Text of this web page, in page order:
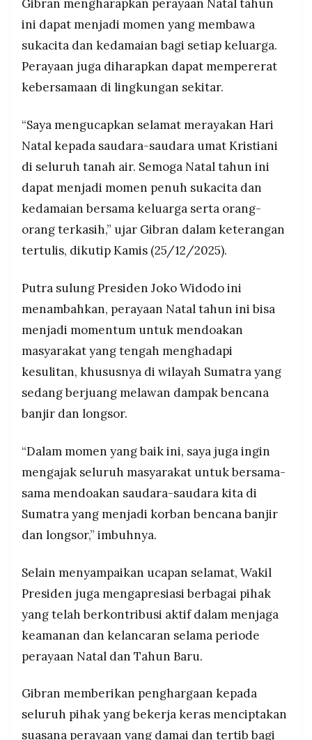
MEDIA
©
Resolusi.co
-
PT.
RESOLUSI
MEDIA
Apresiasi pihak yang jaga keamanan perayaan
Natal-Tahun Baru, harap damai sejahtera
menyertai bangsa Indonesia, disampaikan di
tengah upaya pemerintah tangani bencana
Sumatra yang telan ratusan korban jiwa.
Gibran mengharapkan perayaan Natal tahun
ini dapat menjadi momen yang membawa
sukacita dan kedamaian bagi setiap keluarga.
Perayaan juga diharapkan dapat mempererat
kebersamaan di lingkungan sekitar.
“Saya mengucapkan selamat merayakan Hari
Natal kepada saudara-saudara umat Kristiani
di seluruh tanah air. Semoga Natal tahun ini
dapat menjadi momen penuh sukacita dan
kedamaian bersama keluarga serta orang-
orang terkasih,” ujar Gibran dalam keterangan
tertulis, dikutip Kamis (25/12/2025).
Putra sulung Presiden Joko Widodo ini
menambahkan, perayaan Natal tahun ini bisa
menjadi momentum untuk mendoakan
masyarakat yang tengah menghadapi
kesulitan, khususnya di wilayah Sumatra yang
sedang berjuang melawan dampak bencana
banjir dan longsor.
“Dalam momen yang baik ini, saya juga ingin
mengajak seluruh masyarakat untuk bersama-
sama mendoakan saudara-saudara kita di
Sumatra yang menjadi korban bencana banjir
dan longsor,” imbuhnya.
Selain menyampaikan ucapan selamat, Wakil
Presiden juga mengapresiasi berbagai pihak
yang telah berkontribusi aktif dalam menjaga
keamanan dan kelancaran selama periode
perayaan Natal dan Tahun Baru.
Gibran memberikan penghargaan kepada
seluruh pihak yang bekerja keras menciptakan
suasana perayaan yang damai dan tertib bagi